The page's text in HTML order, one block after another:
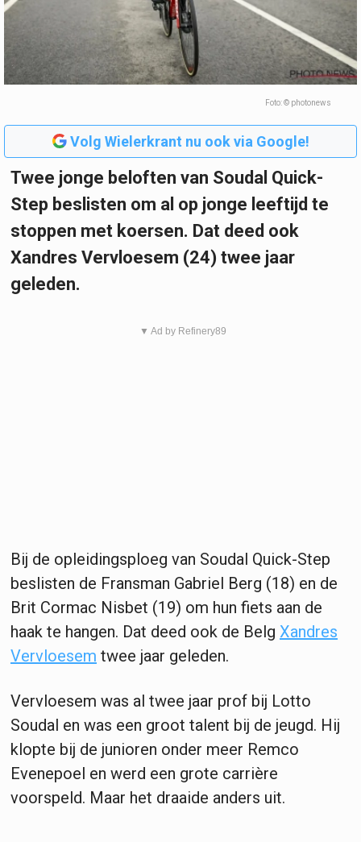
Foto: © photonews
Volg Wielerkrant nu ook via Google!
Twee jonge beloften van Soudal Quick-
Step beslisten om al op jonge leeftijd te
stoppen met koersen. Dat deed ook
Xandres Vervloesem (24) twee jaar
geleden.
▼ Ad by Refinery89
Bij de opleidingsploeg van Soudal Quick-Step
beslisten de Fransman Gabriel Berg (18) en de
Brit Cormac Nisbet (19) om hun fiets aan de
haak te hangen. Dat deed ook de Belg Xandres
Vervloesem twee jaar geleden.
Vervloesem was al twee jaar prof bij Lotto
Soudal en was een groot talent bij de jeugd. Hij
klopte bij de junioren onder meer Remco
Evenepoel en werd een grote carrière
voorspeld. Maar het draaide anders uit.